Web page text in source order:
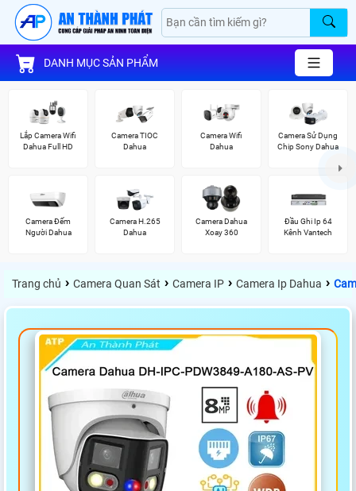
DANH MỤC SẢN PHẨM
Lắp Camera Wifi
Dahua Full HD
Camera TIOC
Dahua
Camera Wifi
Dahua
Camera Sử Dụng
Chip Sony Dahua
Camera Đếm
Người Dahua
Camera H.265
Dahua
Camera Dahua
Xoay 360
Đầu Ghi Ip 64
Kênh Vantech
Trang chủ › Camera Quan Sát › Camera IP › Camera Ip Dahua ›